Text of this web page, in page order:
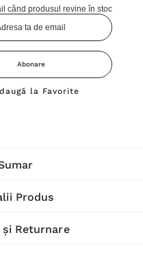
când produsul revine în stoc
Abonare
la Favorite
Produs
Returnare